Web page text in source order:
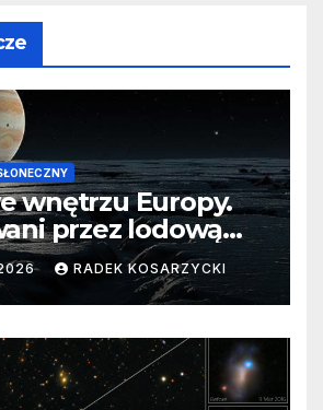
wnętrzu Europy.
przez lodową
RADEK KOSARZYCKI